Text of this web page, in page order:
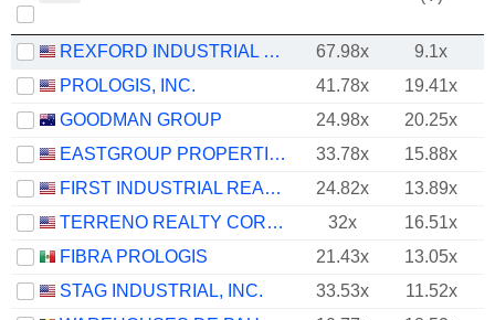
REXFORD INDUSTRIAL REALTY, INC. 67.98x 9.1x
PROLOGIS, INC.
41.78x 19.41x
GOODMAN GROUP
24.98x 20.25x
EASTGROUP PROPERTIES, INC.
33.78x 15.88x
FIRST INDUSTRIAL REALTY TRUST, INC.
24.82x 13.89x
TERRENO REALTY CORPORATION
32x 16.51x
FIBRA PROLOGIS
21.43x 13.05x
STAG INDUSTRIAL, INC.
33.53x 11.52x